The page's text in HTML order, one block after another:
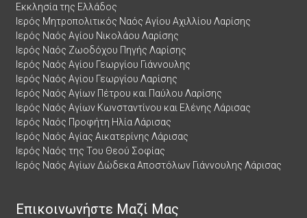
Εκκλησία της Ελλάδος
Ιερός Μητροπολιτικός Ναός Αγίου Αχιλλίου Λαρίσης
Ιερός Ναός Αγίου Νικολάου Λαρίσης
Ιερός Ναός Ζωοδόχου Πηγής Λαρίσης
Ιερός Ναός Αγίου Γεωργίου Γιάννουλης
Ιερός Ναός Αγίου Γεωργίου Λαρίσης
Ιερός Ναός Αγίων Πέτρου και Παύλου Λαρίσης
Ιερός Ναός Αγίων Κωνσταντίνου και Ελένης Λάρισας
Ιερός Ναός Προφήτη Ηλία Λάρισας
Ιερός Ναός Αγίας Αικατερίνης Λάρισας
Ιερός Ναός της Του Θεού Σοφίας
Ιερός Ναός Αγίων Δώδεκα Αποστόλων Γιάννουλης Λάρισας
Επικοινωνήστε Μαζί Μας